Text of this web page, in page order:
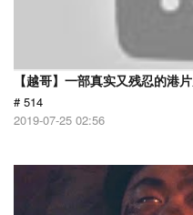
【越哥】一部真实又残忍的港
# 514
2019-07-25 02:56